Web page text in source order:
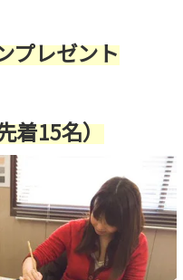
プレゼント
着15名）